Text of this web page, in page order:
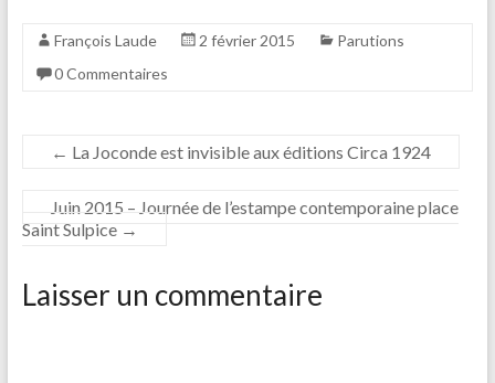
François Laude 2 février 2015
Parutions
0 Commentaires
← La Joconde est invisible aux éditions Circa 1924
Juin 2015 – Journée de l’estampe contemporaine place
Saint Sulpice →
Laisser un commentaire